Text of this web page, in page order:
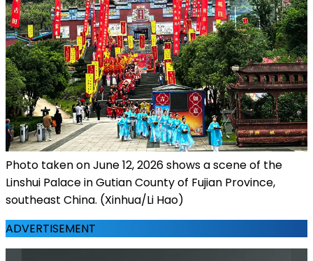
Photo taken on June 12, 2026 shows a scene of the
Linshui Palace in Gutian County of Fujian Province,
southeast China. (Xinhua/Li Hao)
ADVERTISEMENT